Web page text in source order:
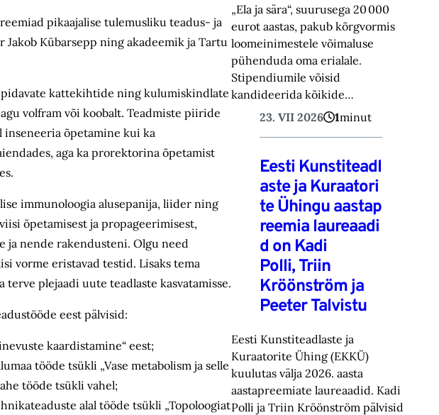
pikaajalise tulemusliku teadus- ja
Kübarsepp ning akadeemik ja Tartu
kattekihtide ning kulumiskindlate
volfram või koobalt. Teadmiste piiride
inseneeria õpetamine kui ka
aga ka prorektorina õpetamist
immunoloogia alusepanija, liider ning
õpetamisest ja propageerimisest,
ja nende rakendusteni. Olgu need
vorme eristavad testid. Lisaks tema
plejaadi uute teadlaste kasvatamisse.
eest pälvisid:
kaardistamine“ eest;
tööde tsükli „Vase metabolism ja selle
tööde tsükli vahel;
alal tööde tsükli „Topoloogiat
„Ela ja sära“, suurusega 20 000
eurot aastas, pakub kõrgvormis
loomeinimestele võimaluse
pühenduda oma erialale.
Stipendiumile võisid
kandideerida kõikide…
23. VII 2026
1minut
Eesti Kunstiteadl
aste ja Kuraatori
te Ühingu aastap
reemia laureaadi
d on Kadi
Polli, Triin
Kröönström ja
Peeter Talvistu
Eesti Kunstiteadlaste ja
Kuraatorite Ühing (EKKÜ)
kuulutas välja 2026. aasta
aastapreemiate laureaadid. Kadi
Polli ja Triin Kröönström pälvisid